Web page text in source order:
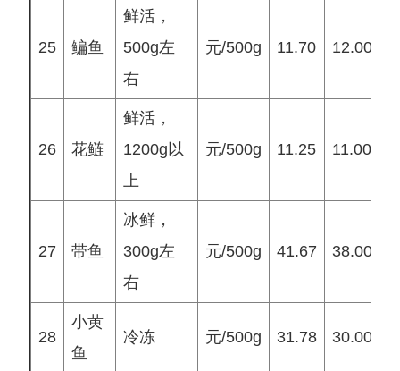
25 鳊鱼
鲜活，
500g左
右
元/500g 11.70 12.00
26 花鲢
鲜活，
1200g以
上
元/500g 11.25 11.00
27 带鱼
冰鲜，
300g左
右
元/500g 41.67 38.00
28
小黄
鱼
冷冻 元/500g 31.78 30.00